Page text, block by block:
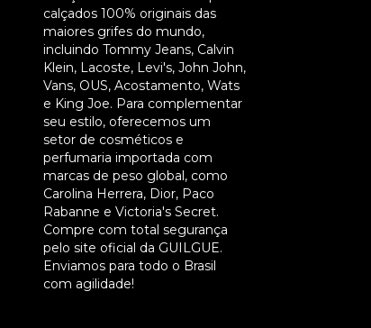
calçados 100% originais das
maiores grifes do mundo,
incluindo Tommy Jeans, Calvin
Klein, Lacoste, Levi's, John John,
Vans, OUS, Acostamento, Wats
e King Joe. Para complementar
seu estilo, oferecemos um
setor de cosméticos e
perfumaria importada com
marcas de peso global, como
Carolina Herrera, Dior, Paco
Rabanne e Victoria's Secret.
Compre com total segurança
pelo site oficial da GUILGUE.
Enviamos para todo o Brasil
com agilidade!